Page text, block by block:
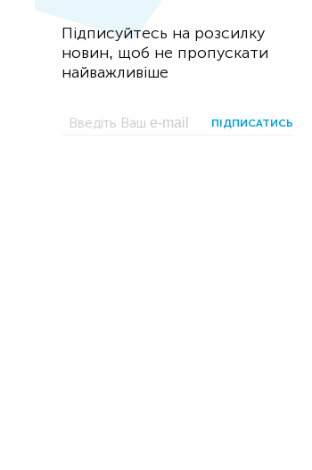
Підписуйтесь на розсилку
новин, щоб не пропускати
найважливіше
ПІДПИСАТИСЬ